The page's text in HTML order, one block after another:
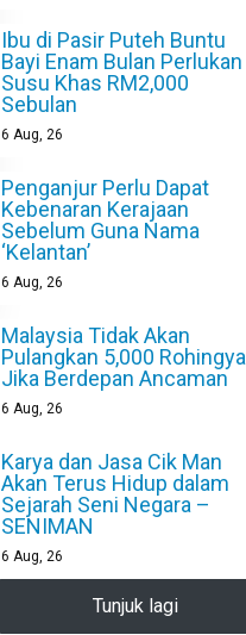
Ibu di Pasir Puteh Buntu
Bayi Enam Bulan Perlukan
Susu Khas RM2,000
Sebulan
6 Aug, 26
Penganjur Perlu Dapat
Kebenaran Kerajaan
Sebelum Guna Nama
‘Kelantan’
6 Aug, 26
Malaysia Tidak Akan
Pulangkan 5,000 Rohingya
Jika Berdepan Ancaman
6 Aug, 26
Karya dan Jasa Cik Man
Akan Terus Hidup dalam
Sejarah Seni Negara –
SENIMAN
6 Aug, 26
Tunjuk lagi